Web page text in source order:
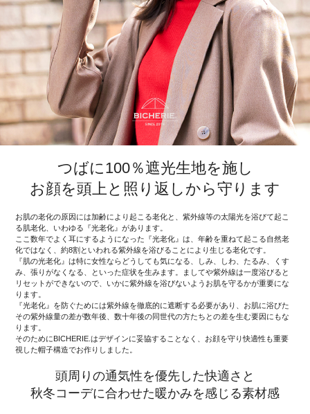
つばに100％遮光生地を施し
お顔を頭上と照り返しから守ります
お肌の老化の原因には加齢により起こる老化と、紫外線等の太陽光を浴びて起こ
る肌老化、いわゆる『光老化』があります。
ここ数年でよく耳にするようになった『光老化』は、年齢を重ねて起こる自然老
化ではなく、約8割といわれる紫外線を浴びることにより生じる老化です。
『肌の光老化』は特に女性ならどうしても気になる、しみ、しわ、たるみ、くす
み、張りがなくなる、といった症状を生みます。ましてや紫外線は一度浴びると
リセットができないので、いかに紫外線を浴びないようお肌を守るかが重要にな
ります。
『光老化』を防ぐためには紫外線を徹底的に遮断する必要があり、お肌に浴びた
その紫外線量の差が数年後、数十年後の同世代の方たちとの差を生む要因にもな
ります。
そのためにBICHERIE.はデザインに妥協することなく、お顔を守り快適性も重要
視した帽子構造でお作りしました。
頭周りの通気性を優先した快適さと
秋冬コーデに合わせた暖かみを感じる素材感